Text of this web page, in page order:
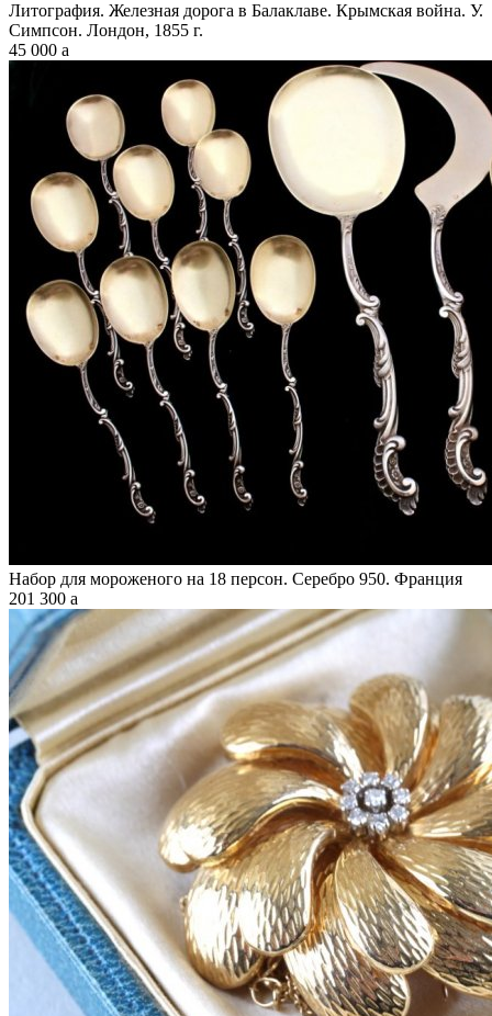
Литография. Железная дорога в Балаклаве. Крымская война. У.
Симпсон. Лондон, 1855 г.
45 000 a
Набор для мороженого на 18 персон. Серебро 950. Франция
201 300 a